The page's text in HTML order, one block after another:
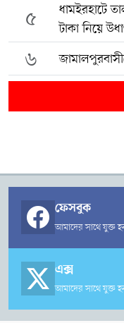
৫
ধামইরহাটে
টাকা নিয়ে
৬
ফেসবুক
আমাদের সাথে যুক্ত
এক্স
আমাদের সাথে যুক্ত